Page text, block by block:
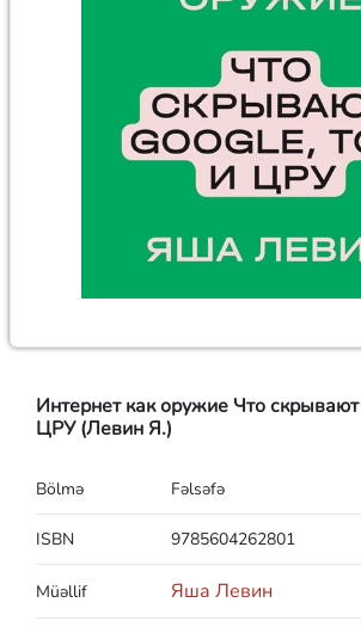
Интернет как оружие Что
ЦРУ (Левин Я.)
Bölmə Fəlsəfə
ISBN 9785604262801
Müəllif Яша Левин